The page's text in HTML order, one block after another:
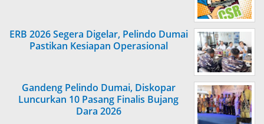
ERB 2026 Segera Digelar, Pelindo Dumai
Pastikan Kesiapan Operasional
Gandeng Pelindo Dumai, Diskopar
Luncurkan 10 Pasang Finalis Bujang
Dara 2026